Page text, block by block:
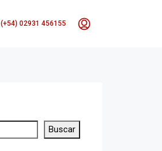
(+54) 02931 456155
Buscar